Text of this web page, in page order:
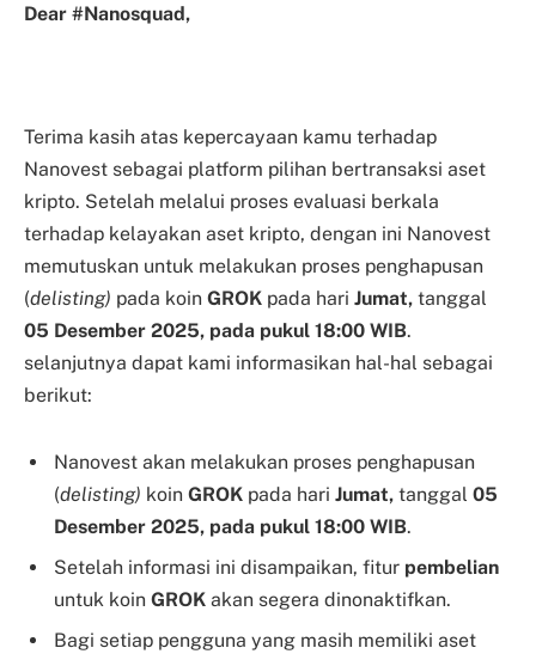
Dear #Nanosquad,
Terima kasih atas kepercayaan kamu terhadap
Nanovest sebagai platform pilihan bertransaksi aset
kripto. Setelah melalui proses evaluasi berkala
terhadap kelayakan aset kripto, dengan ini Nanovest
memutuskan untuk melakukan proses penghapusan
(delisting) pada koin GROK pada hari Jumat, tanggal
05 Desember 2025, pada pukul 18:00 WIB.
selanjutnya dapat kami informasikan hal-hal sebagai
berikut:
Nanovest akan melakukan proses penghapusan
(delisting) koin GROK pada hari Jumat, tanggal 05
Desember 2025, pada pukul 18:00 WIB.
Setelah informasi ini disampaikan, fitur pembelian
untuk koin GROK akan segera dinonaktifkan.
Bagi setiap pengguna yang masih memiliki aset